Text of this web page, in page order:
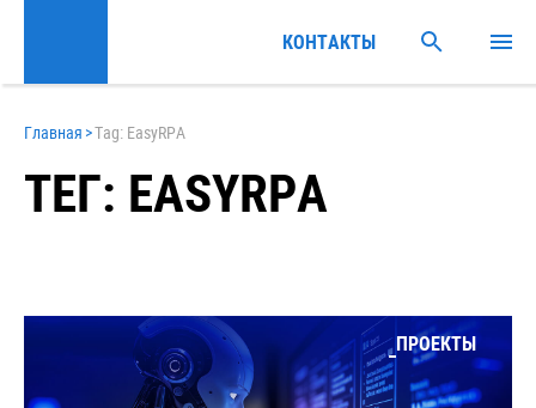
Главная >Tag: EasyRPA
ТЕГ: EASYRPA
ПРОЕКТЫ
КОНТАКТЫ